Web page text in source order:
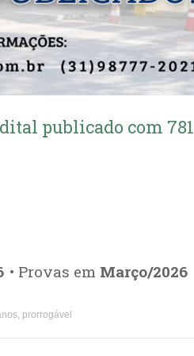
publicado com
• Provas em Março/2026
prorrogável